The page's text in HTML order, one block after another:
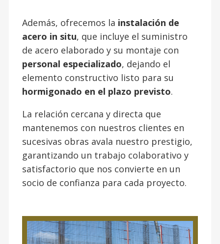
Además, ofrecemos la instalación de
acero in situ, que incluye el suministro
de acero elaborado y su montaje con
personal especializado, dejando el
elemento constructivo listo para su
hormigonado en el plazo previsto.
La relación cercana y directa que
mantenemos con nuestros clientes en
sucesivas obras avala nuestro prestigio,
garantizando un trabajo colaborativo y
satisfactorio que nos convierte en un
socio de confianza para cada proyecto.